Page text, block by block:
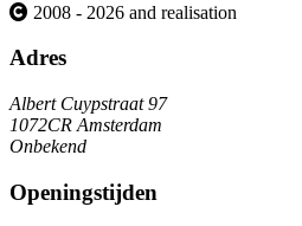
2008 - 2026 and realisation
Adres
Albert Cuypstraat 97
1072CR Amsterdam
Onbekend
Openingstijden